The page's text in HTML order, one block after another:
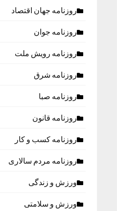
روزنامه جهان اقتصاد
روزنامه جوان
روزنامه رویش ملت
روزنامه شرق
روزنامه صبا
روزنامه قانون
روزنامه كسب و كار
روزنامه مردم سالاری
ورزش و زندگی
ورزش و سلامتی